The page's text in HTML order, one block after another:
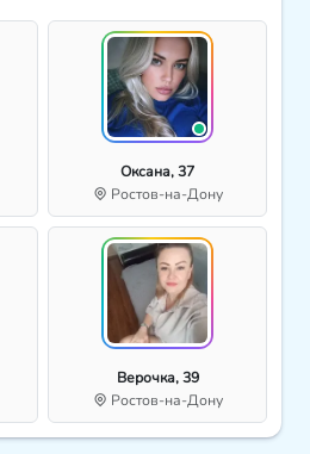
Оксана, 37
Ростов-на-Дону
Верочка, 39
Ростов-на-Дону